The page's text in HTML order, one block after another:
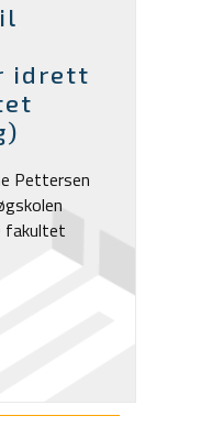
idrett
Pettersen
fakultet